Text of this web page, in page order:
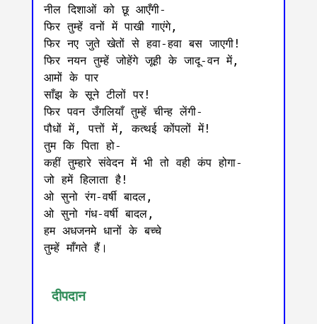
नील दिशाओं को छू आएँगी-
फिर तुम्हें वनों में पाखी गाएंगे,
फिर नए जुते खेतों से हवा-हवा बस जाएगी!
फिर नयन तुम्हें जोहेंगे जूही के जादू-वन में,
आमों के पार
साँझ के सूने टीलों पर!
फिर पवन उँगलियाँ तुम्हें चीन्ह लेंगी-
पौधों में, पत्तों में, कत्थई कोंपलों में!
तुम कि पिता हो-
कहीं तुम्हारे संवेदन में भी तो वही कंप होगा-
जो हमें हिलाता है!
ओ सुनो रंग-वर्षी बादल,
ओ सुनो गंध-वर्षी बादल,
हम अधजनमे धानों के बच्चे
तुम्हें माँगते हैं।
दीपदान